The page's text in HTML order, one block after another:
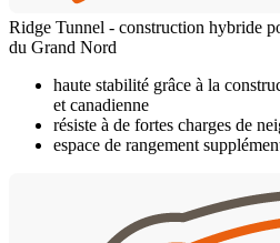
Ridge Tunnel - construction hybride
du Grand Nord
haute stabilité grâce à la
et canadienne
résiste à de fortes charges de
espace de rangement